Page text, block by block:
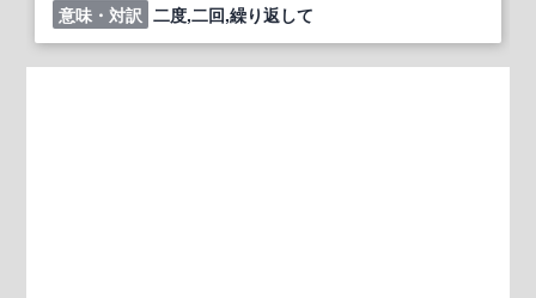
意味・対訳 二度,二回,繰り返して